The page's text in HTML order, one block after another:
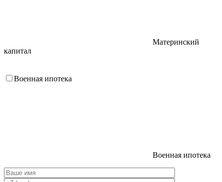
Материнский
капитал
Военная ипотека
Военная ипотека